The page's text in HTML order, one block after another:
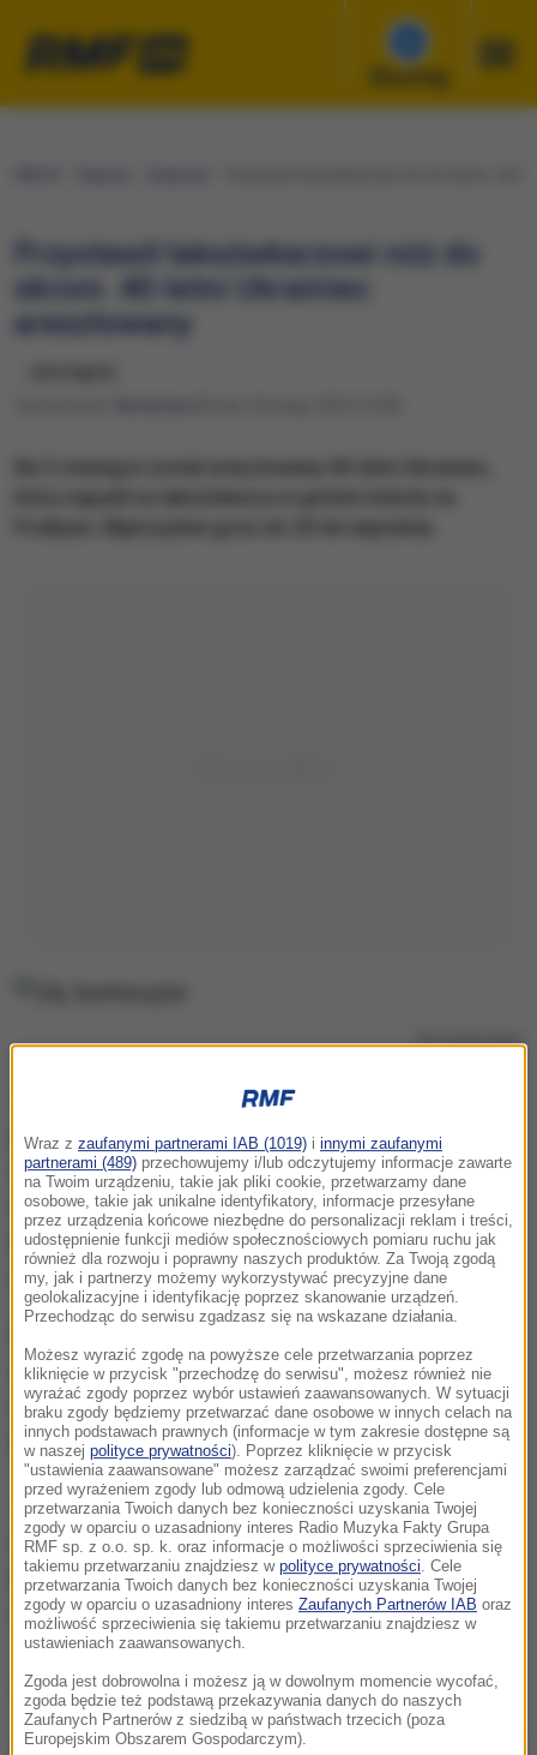
Słuchaj
Przystawił taksówkarzowi nóż do
skroni. 40-letni Ukrainiec
aresztowany
Zdj. ilustracyjne
40-letni Ukrainiec, który był pasażerem taksówki, w
pewnym momencie kazał kierowcy zatrzymać się i
wysiąść. Gdy mężczyzna nie zgodził się, napastnik
wyciągnął nóż i przyłożył go do skroni
taksówkarza. W tej sytuacji kierowca nie opierał się
dłużej.
zostały wszystkie dokumenty kierowcy i jego
telefon.Policjanci namierzyli go jeszcze tego
samego dnia.
40-latek odpowie za rozbój z użyciem
niebezpiecznego narzędzia. Decyzją sądu został
tymczasowo aresztowany na 3 miesiące.Grozi mu
do 20 lat więzienia.
Dalsza część artykułu pod materiałem video:
Wraz z zaufanymi partnerami IAB (1019) i innymi zaufanymi
partnerami (489) przechowujemy i/lub odczytujemy informacje zawarte
na Twoim urządzeniu, takie jak pliki cookie, przetwarzamy dane
osobowe, takie jak unikalne identyfikatory, informacje przesyłane
przez urządzenia końcowe niezbędne do personalizacji reklam i treści,
udostępnienie funkcji mediów społecznościowych pomiaru ruchu jak
również dla rozwoju i poprawny naszych produktów. Za Twoją zgodą
my, jak i partnerzy możemy wykorzystywać precyzyjne dane
geolokalizacyjne i identyfikację poprzez skanowanie urządzeń.
Przechodząc do serwisu zgadzasz się na wskazane działania.
Możesz wyrazić zgodę na powyższe cele przetwarzania poprzez
kliknięcie w przycisk "przechodzę do serwisu", możesz również nie
wyrażać zgody poprzez wybór ustawień zaawansowanych. W sytuacji
braku zgody będziemy przetwarzać dane osobowe w innych celach na
innych podstawach prawnych (informacje w tym zakresie dostępne są
w naszej polityce prywatności). Poprzez kliknięcie w przycisk
"ustawienia zaawansowane" możesz zarządzać swoimi preferencjami
przed wyrażeniem zgody lub odmową udzielenia zgody. Cele
przetwarzania Twoich danych bez konieczności uzyskania Twojej
zgody w oparciu o uzasadniony interes Radio Muzyka Fakty Grupa
RMF sp. z o.o. sp. k. oraz informacje o możliwości sprzeciwienia się
takiemu przetwarzaniu znajdziesz w polityce prywatności . Cele
przetwarzania Twoich danych bez konieczności uzyskania Twojej
zgody w oparciu o uzasadniony interes Zaufanych Partnerów IAB oraz
możliwość sprzeciwienia się takiemu przetwarzaniu znajdziesz w
ustawieniach zaawansowanych.
Zgoda jest dobrowolna i możesz ją w dowolnym momencie wycofać,
zgoda będzie też podstawą przekazywania danych do naszych
Zaufanych Partnerów z siedzibą w państwach trzecich (poza
Europejskim Obszarem Gospodarczym).